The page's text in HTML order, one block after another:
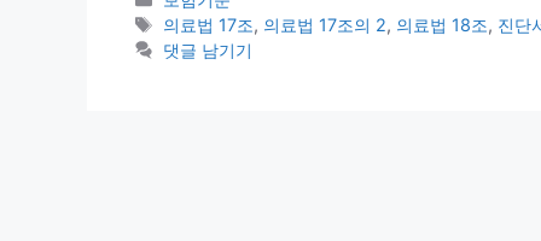
테
고
태
그
의료법 17조, 의료법 17조의 2, 의료법 18조, 진단
댓글 남기기